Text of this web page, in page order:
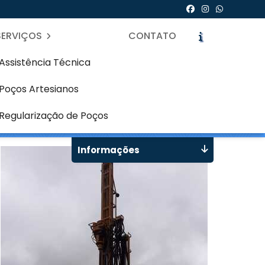
Técnica
Artesianos
de Poços
CONTATO
Informações